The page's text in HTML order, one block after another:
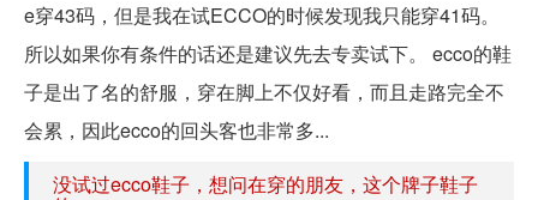
e穿43码，但是我在试ECCO的时候发现我只能穿41码。
所以如果你有条件的话还是建议先去专卖试下。 ecco的鞋
子是出了名的舒服，穿在脚上不仅好看，而且走路完全不
会累，因此ecco的回头客也非常多...
没试过ecco鞋子，想问在穿的朋友，这个牌子鞋子